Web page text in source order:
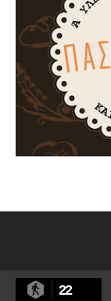
22